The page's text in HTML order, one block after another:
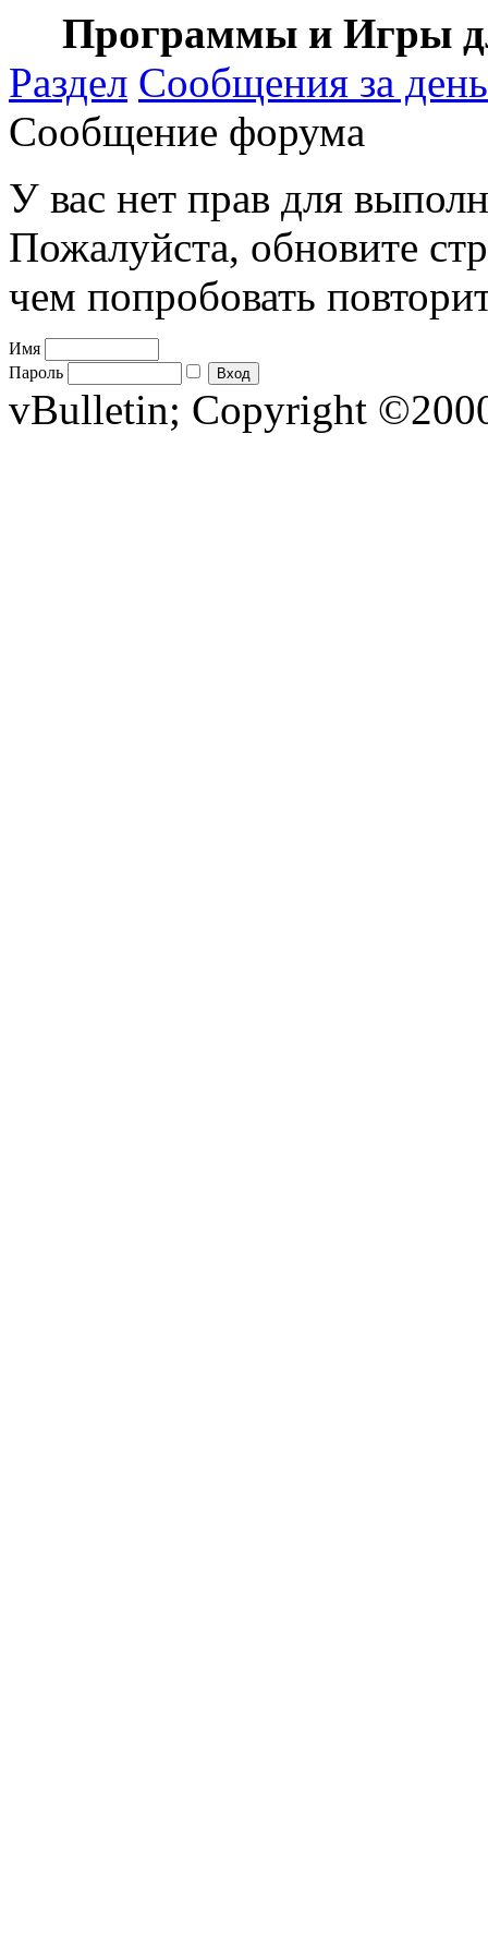
Программы и Игры
Раздел Сообщения за день
Сообщение форума
У вас нет прав для
Пожалуйста, обновите
чем попробовать
Имя
Пароль
vBulletin; Copyright